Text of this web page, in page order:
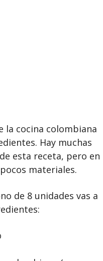
la cocina colombiana
Hay muchas
esta receta, pero en
materiales.
de 8 unidades vas a